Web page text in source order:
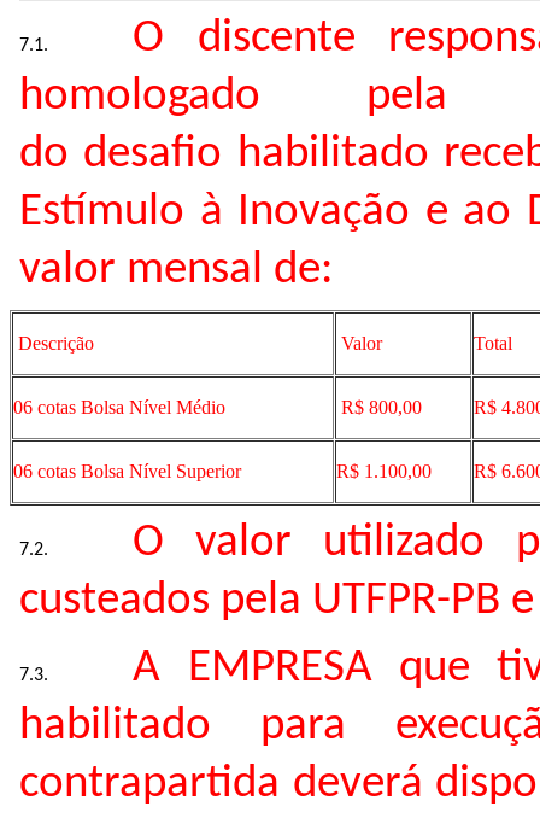
O discente
homologado pela
do desafio habilitado
Estímulo à Inovação e ao
valor mensal de:
Descrição Valor Total
06 cotas Bolsa Nível Médio R$ 800,00 R$
06 cotas Bolsa Nível Superior R$ 1.100,00 R$
O valor utilizado
custeados pela UTFPR-PB
A EMPRESA que
habilitado para
contrapartida deverá